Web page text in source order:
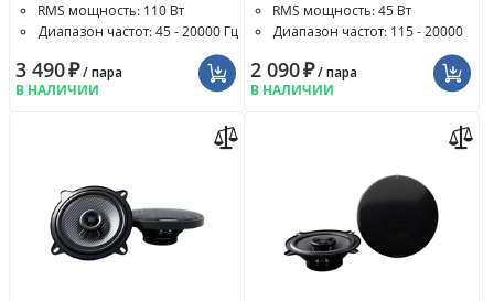
RMS мощность: 110 Вт
Диапазон частот: 45 - 20000 Гц
3 490₽/ пара
В НАЛИЧИИ
RMS мощность: 45 Вт
Диапазон частот: 115 - 20000
2 090₽/ пара
В НАЛИЧИИ